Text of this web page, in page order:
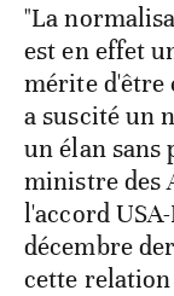
"La
est en effet
mérite d'être
a suscité un
un élan sans
ministre des
l'accord
décembre
cette